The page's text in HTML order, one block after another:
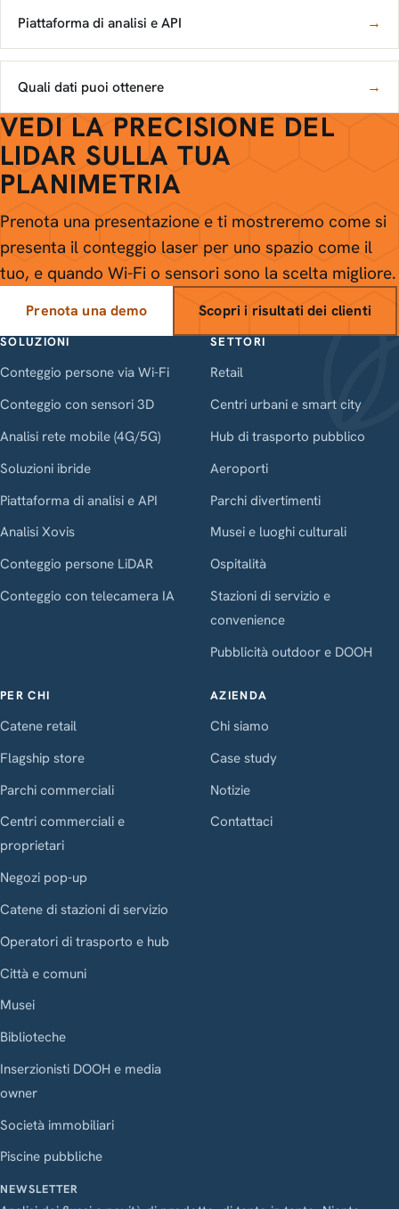
Piattaforma di analisi e API →
Quali dati puoi ottenere →
VEDI LA PRECISIONE DEL
LIDAR SULLA TUA
PLANIMETRIA
Prenota una presentazione e ti mostreremo come si
presenta il conteggio laser per uno spazio come il
tuo, e quando Wi-Fi o sensori sono la scelta migliore.
Prenota una demo Scopri i risultati dei clienti
SOLUZIONI
Conteggio persone via Wi-Fi
Conteggio con sensori 3D
Analisi rete mobile (4G/5G)
Soluzioni ibride
Piattaforma di analisi e API
Analisi Xovis
Conteggio persone LiDAR
Conteggio con telecamera IA
SETTORI
Retail
Centri urbani e smart city
Hub di trasporto pubblico
Aeroporti
Parchi divertimenti
Musei e luoghi culturali
Ospitalità
Stazioni di servizio e
convenience
Pubblicità outdoor e DOOH
PER CHI
Catene retail
Flagship store
Parchi commerciali
Centri commerciali e
proprietari
Negozi pop-up
Catene di stazioni di servizio
Operatori di trasporto e hub
Città e comuni
Musei
Biblioteche
Inserzionisti DOOH e media
owner
Società immobiliari
Piscine pubbliche
AZIENDA
Chi siamo
Case study
Notizie
Contattaci
NEWSLETTER